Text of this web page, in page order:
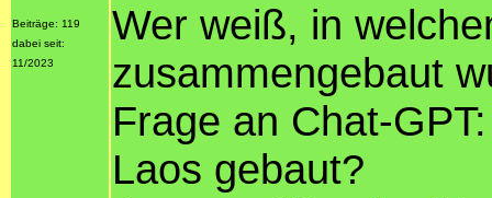
Beiträge: 119
dabei seit:
11/2023
Wer weiß, in
zusammengebaut
Frage an Chat-
Laos gebaut?